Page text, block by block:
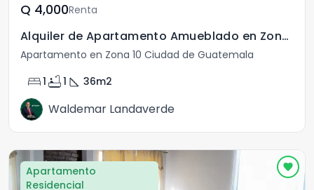
Q	4,000Renta
Alquiler de Apartamento Amueblado en Zona 10
Apartamento en Zona 10 Ciudad de Guatemala
bed1 bathtub1 square_foot 36m2
Waldemar Landaverde
Apartamento
Residencial